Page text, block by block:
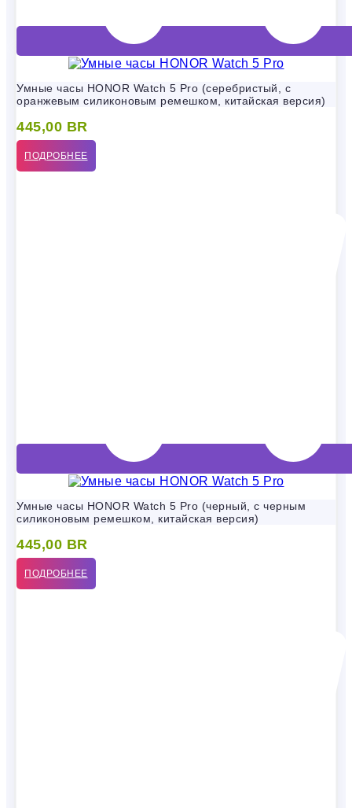
Умные часы HONOR Watch 5 Pro (серебристый, с
оранжевым силиконовым ремешком, китайская версия)
445,00 BR
ПОДРОБНЕЕ
Умные часы HONOR Watch 5 Pro (черный, с черным
силиконовым ремешком, китайская версия)
445,00 BR
ПОДРОБНЕЕ